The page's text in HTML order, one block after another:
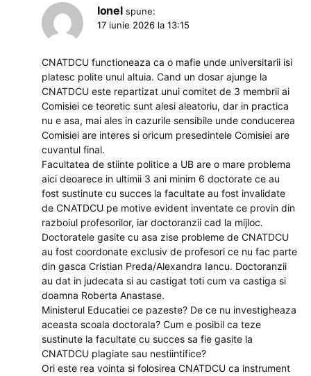
Ionel spune:
17 iunie 2026 la 13:15
CNATDCU functioneaza ca o mafie unde universitarii isi
platesc polite unul altuia. Cand un dosar ajunge la
CNATDCU este repartizat unui comitet de 3 membrii ai
Comisiei ce teoretic sunt alesi aleatoriu, dar in practica
nu e asa, mai ales in cazurile sensibile unde conducerea
Comisiei are interes si oricum presedintele Comisiei are
cuvantul final.
Facultatea de stiinte politice a UB are o mare problema
aici deoarece in ultimii 3 ani minim 6 doctorate ce au
fost sustinute cu succes la facultate au fost invalidate
de CNATDCU pe motive evident inventate ce provin din
razboiul profesorilor, iar doctoranzii cad la mijloc.
Doctoratele gasite cu asa zise probleme de CNATDCU
au fost coordonate exclusiv de profesori ce nu fac parte
din gasca Cristian Preda/Alexandra Iancu. Doctoranzii
au dat in judecata si au castigat toti cum va castiga si
doamna Roberta Anastase.
Ministerul Educatiei ce pazeste? De ce nu investigheaza
aceasta scoala doctorala? Cum e posibil ca teze
sustinute la facultate cu succes sa fie gasite la
CNATDCU plagiate sau nestiintifice?
Ori este rea vointa si folosirea CNATDCU ca instrument